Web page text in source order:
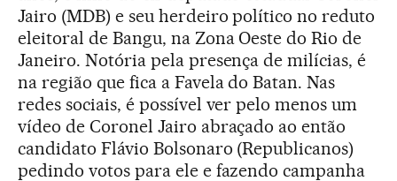
Jairo (MDB) e seu herdeiro político no reduto
eleitoral de Bangu, na Zona Oeste do Rio de
Janeiro. Notória pela presença de milícias, é
na região que fica a Favela do Batan. Nas
redes sociais, é possível ver pelo menos um
vídeo de Coronel Jairo abraçado ao então
candidato Flávio Bolsonaro (Republicanos)
pedindo votos para ele e fazendo campanha